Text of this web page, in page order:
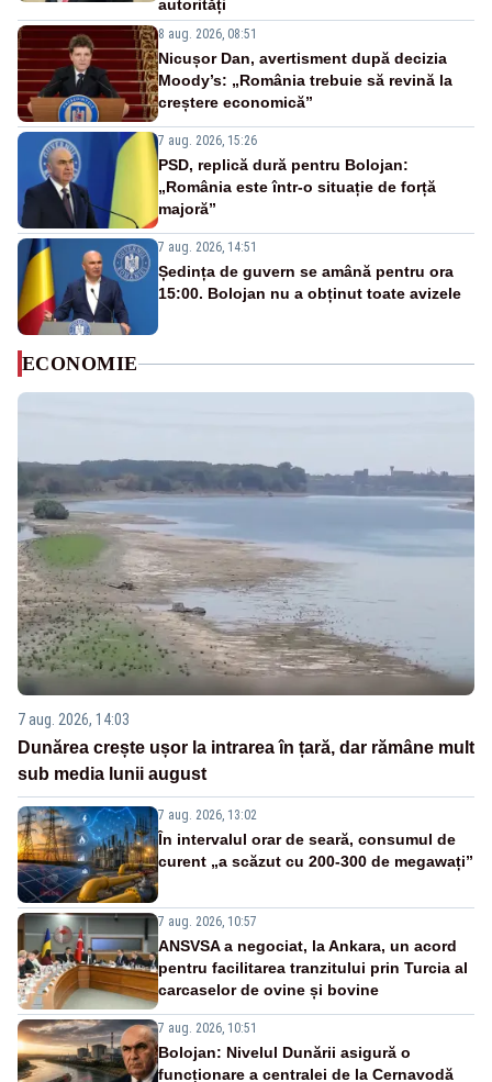
autorități
8 aug. 2026, 08:51
Nicușor Dan, avertisment după decizia
Moody’s: „România trebuie să revină la
creștere economică”
7 aug. 2026, 15:26
PSD, replică dură pentru Bolojan:
„România este într-o situație de forță
majoră”
7 aug. 2026, 14:51
Ședința de guvern se amână pentru ora
15:00. Bolojan nu a obținut toate avizele
ECONOMIE
7 aug. 2026, 14:03
Dunărea crește ușor la intrarea în țară, dar rămâne mult
sub media lunii august
7 aug. 2026, 13:02
În intervalul orar de seară, consumul de
curent „a scăzut cu 200-300 de megawați”
7 aug. 2026, 10:57
ANSVSA a negociat, la Ankara, un acord
pentru facilitarea tranzitului prin Turcia al
carcaselor de ovine și bovine
7 aug. 2026, 10:51
Bolojan: Nivelul Dunării asigură o
funcționare a centralei de la Cernavodă